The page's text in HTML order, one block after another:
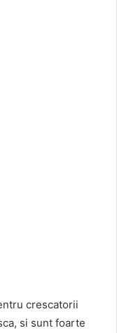
crescatorii
si sunt foarte